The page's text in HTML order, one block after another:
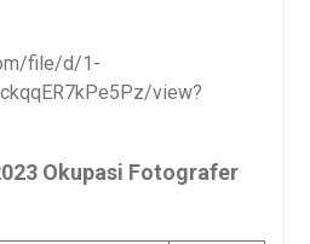
file/d/1-
view?
Okupasi Fotografer